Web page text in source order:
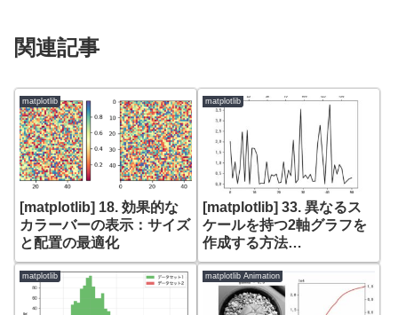
関連記事
matplotlib
[matplotlib] 18. 効果的な
カラーバーの表示：サイズ
と配置の最適化
matplotlib
[matplotlib] 33. 異なるス
ケールを持つ2軸グラフを
作成する方法
（secondary_xaxis）
matplotlib matplotlib Animation